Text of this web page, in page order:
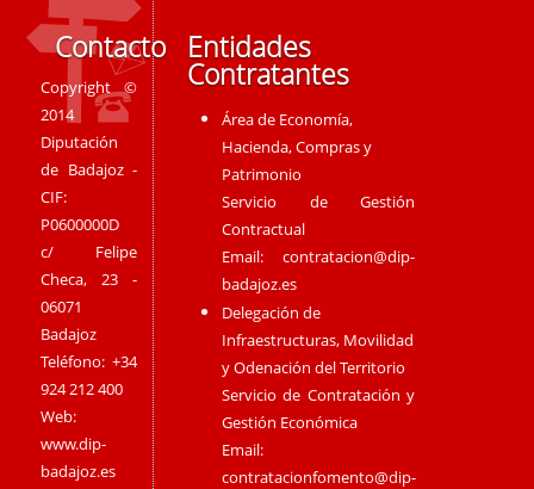
Contacto
Copyright ©
2014
Diputación
de Badajoz -
CIF:
P0600000D
c/ Felipe
Checa, 23 -
06071
Badajoz
Teléfono: +34
924 212 400
Web:
www.dip-
badajoz.es
Entidades
Contratantes
Área de Economía,
Hacienda, Compras y
Patrimonio
Servicio de Gestión
Contractual
Email:contratacion@dip-
badajoz.es
Delegación de
Infraestructuras, Movilidad
y Odenación del Territorio
Servicio de Contratación y
Gestión Económica
Email:
contratacionfomento@dip-